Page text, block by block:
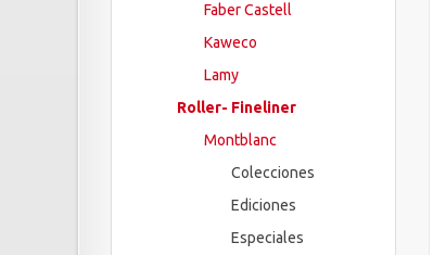
Faber Castell
Kaweco
Lamy
Roller- Fineliner
Montblanc
Colecciones
Ediciones
Especiales